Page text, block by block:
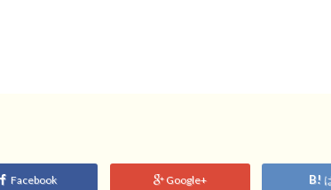
Facebook Google+